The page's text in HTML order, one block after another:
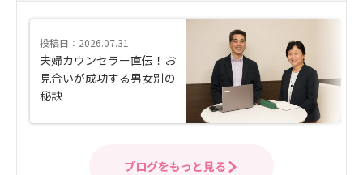
投稿日：2026.07.31
夫婦カウンセラー直伝！お
見合いが成功する男女別の
秘訣
ブログをもっと見る